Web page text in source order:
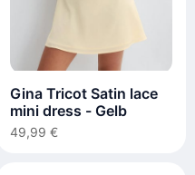
Gina Tricot Satin lace
mini dress - Gelb
49,99 €